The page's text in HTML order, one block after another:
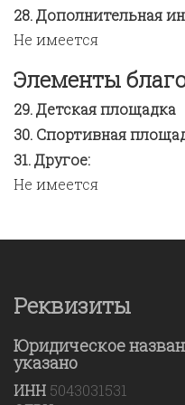
Дополнительная
Не имеется
Элементы
Детская площадка
Спортивная
Другое:
Не имеется
Реквизиты
Юридическое
указано
ИНН 5043031531